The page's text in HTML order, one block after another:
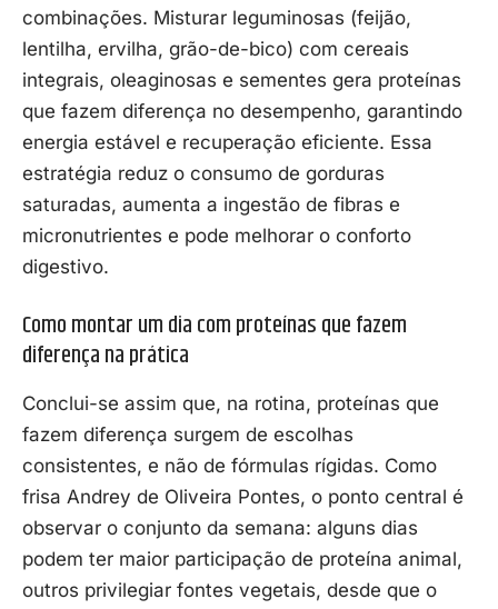
combinações. Misturar leguminosas (feijão,
lentilha, ervilha, grão-de-bico) com cereais
integrais, oleaginosas e sementes gera proteínas
que fazem diferença no desempenho, garantindo
energia estável e recuperação eficiente. Essa
estratégia reduz o consumo de gorduras
saturadas, aumenta a ingestão de fibras e
micronutrientes e pode melhorar o conforto
digestivo.
Como montar um dia com proteínas que fazem
diferença na prática
Conclui-se assim que, na rotina, proteínas que
fazem diferença surgem de escolhas
consistentes, e não de fórmulas rígidas. Como
frisa Andrey de Oliveira Pontes, o ponto central é
observar o conjunto da semana: alguns dias
podem ter maior participação de proteína animal,
outros privilegiar fontes vegetais, desde que o